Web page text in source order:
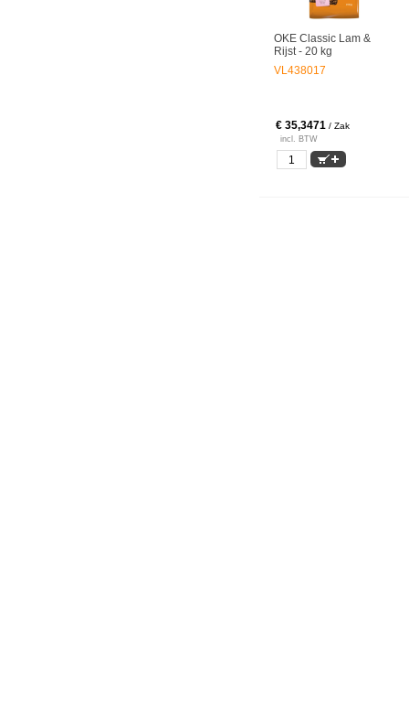
OKE Classic Lam &
Rijst - 20 kg
VL438017
€ 35,3471 / Zak
incl. BTW